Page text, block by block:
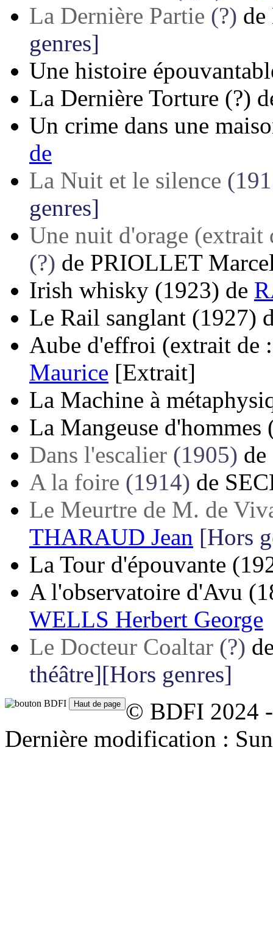
La Dernière Partie (?) de
genres]
Une histoire
La Dernière Torture (?)
Un crime dans une
de
La Nuit et le silence
genres]
Une nuit d'orage (extrait
(?) de PRIOLLET
Irish whisky (1923) de
Le Rail sanglant (1927)
Aube d'effroi (extrait de
Maurice [Extrait]
La Machine à
La Mangeuse d'hommes
Dans l'escalier (1905) de
A la foire (1914) de
Le Meurtre de M. de
THARAUD Jean [Hors
La Tour d'épouvante
A l'observatoire d'Avu
WELLS Herbert George
Le Docteur Coaltar (?)
théâtre][Hors genres]
© BDFI 2024
Dernière modification :